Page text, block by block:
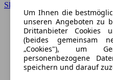
Skoda
Um Ihnen die
unseren Angeboten zu
Drittanbieter Cookies
(beides gemeinsam
„Cookies"), um
personenbezogene
speichern und darauf